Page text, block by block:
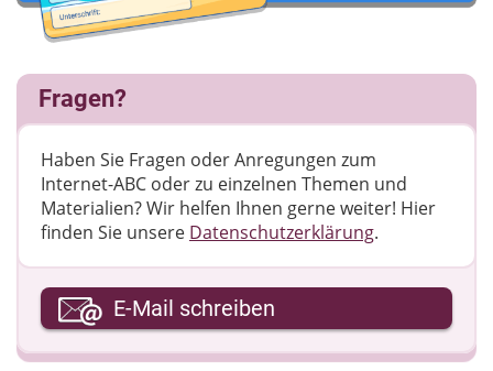
Fragen?
Haben Sie Fragen oder Anregungen zum
Internet-ABC oder zu einzelnen Themen und
Materialien? Wir helfen Ihnen gerne weiter! ​Hier
finden Sie unsere Datenschutzerklärung.
Ihre E-Mail-Adresse
E-Mail schreiben